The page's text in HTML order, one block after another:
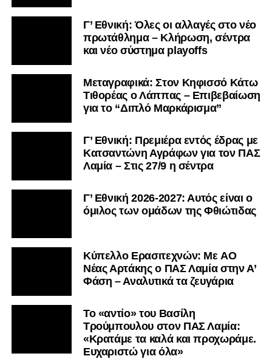
Γ’ Εθνική: Όλες οι αλλαγές στο νέο
πρωτάθλημα – Κλήρωση, σέντρα
και νέο σύστημα playoffs
Μεταγραφικά: Στον Κηφισσό Κάτω
Τιθορέας ο Λάππας – Επιβεβαίωση
για το “Διπλό Μαρκάρισμα”
Γ’ Εθνική: Πρεμιέρα εντός έδρας με
Κατσαντώνη Αγράφων για τον ΠΑΣ
Λαμία – Στις 27/9 η σέντρα
Γ’ Εθνική 2026-2027: Αυτός είναι ο
όμιλος των ομάδων της Φθιώτιδας
Kύπελλο Ερασιτεχνών: Με AO
Nέας Αρτάκης ο ΠΑΣ Λαμία στην Α’
Φάση – Αναλυτικά τα ζευγάρια
Το «αντίο» του Βασίλη
Τρούμπουλου στον ΠΑΣ Λαμία:
«Κρατάμε τα καλά και προχωράμε.
Ευχαριστώ για όλα»